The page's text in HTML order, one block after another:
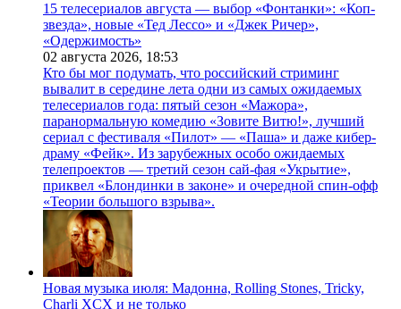
15 телесериалов августа — выбор «Фонтанки»: «Коп-
звезда», новые «Тед Лессо» и «Джек Ричер»,
«Одержимость»
02 августа 2026, 18:53
Кто бы мог подумать, что российский стриминг
вывалит в середине лета одни из самых ожидаемых
телесериалов года: пятый сезон «Мажора»,
паранормальную комедию «Зовите Витю!», лучший
сериал с фестиваля «Пилот» — «Паша» и даже кибер-
драму «Фейк». Из зарубежных особо ожидаемых
телепроектов — третий сезон сай-фая «Укрытие»,
приквел «Блондинки в законе» и очередной спин-офф
«Теории большого взрыва».
Новая музыка июля: Мадонна, Rolling Stones, Tricky,
Charli XCX и не только